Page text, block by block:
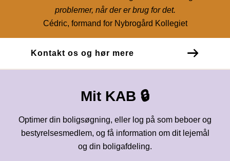
problemer, når der er brug for det.
Cédric, formand for Nybrogård Kollegiet
Kontakt os og hør mere
Mit KAB 🔒
Optimer din boligsøgning, eller log på som beboer og
bestyrelsesmedlem, og få information om dit lejemål
og din boligafdeling.